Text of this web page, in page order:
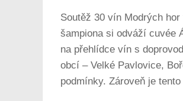
Soutěž 30 vín Modrých
šampiona si odváží cuvée
na přehlídce vín s
obcí – Velké Pavlovice,
podmínky. Zároveň je